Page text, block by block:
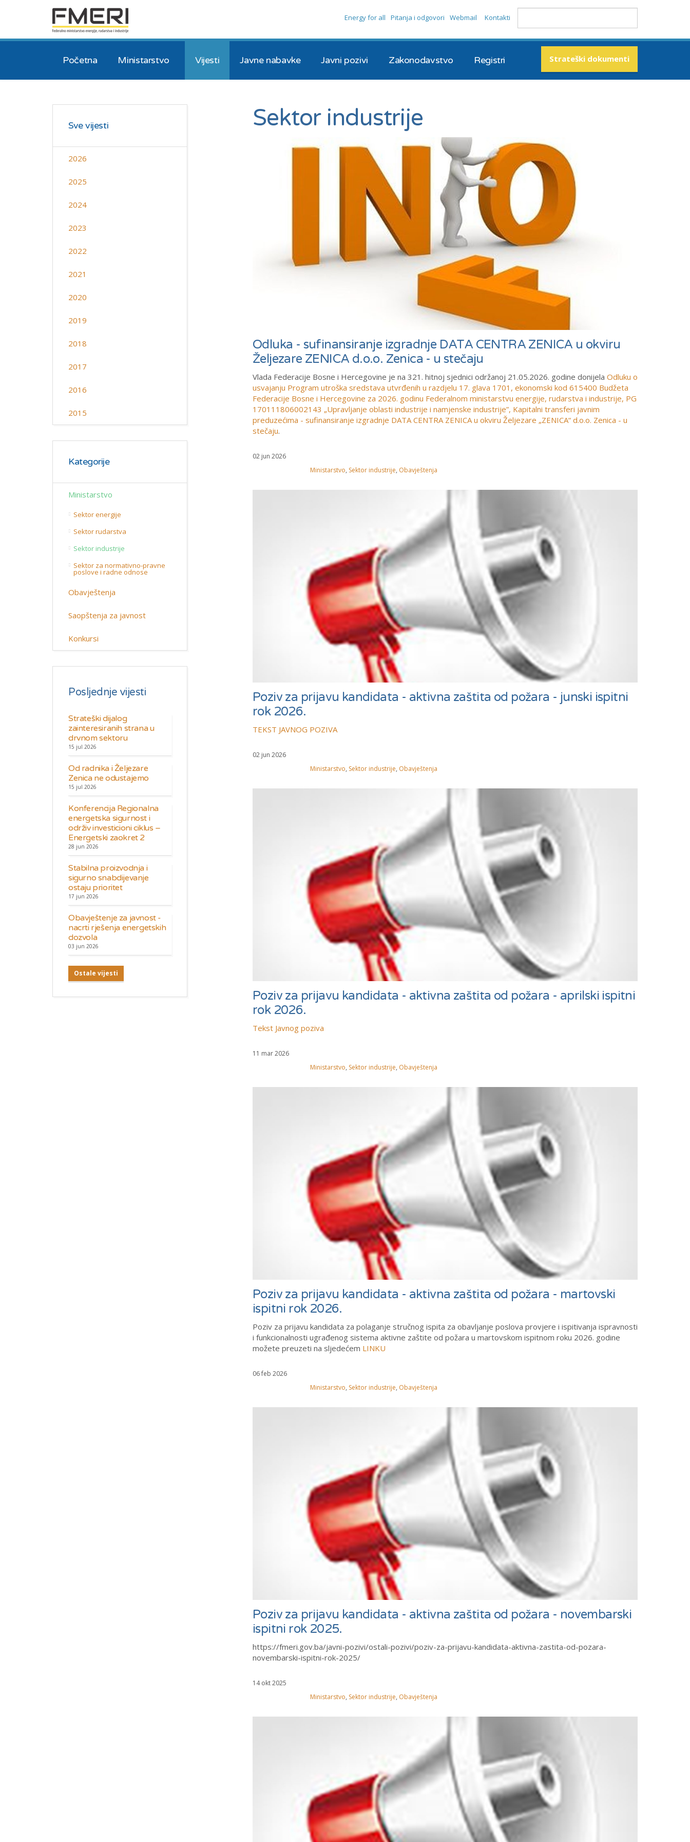
Strateški dokumenti
Početna Ministarstvo Vijesti Javne nabavke Javni pozivi Zakonodavstvo Registri
Energy for all Pitanja i odgovori Webmail Kontakti
Sektor industrije
Odluka - sufinansiranje izgradnje DATA CENTRA ZENICA u okviru
Željezare ZENICA d.o.o. Zenica - u stečaju
Vlada Federacije Bosne i Hercegovine je na 321. hitnoj sjednici održanoj 21.05.2026. godine donijela Odluku o
usvajanju Program utroška sredstava utvrđenih u razdjelu 17. glava 1701, ekonomski kod 615400 Budžeta
Federacije Bosne i Hercegovine za 2026. godinu Federalnom ministarstvu energije, rudarstva i industrije, PG
170111806002143 „Upravljanje oblasti industrije i namjenske industrije”, Kapitalni transferi javnim
preduzećima - sufinansiranje izgradnje DATA CENTRA ZENICA u okviru Željezare „ZENICA“ d.o.o. Zenica - u
stečaju.
02 jun 2026
Ministarstvo, Sektor industrije, Obavještenja
Poziv za prijavu kandidata - aktivna zaštita od požara - junski ispitni
rok 2026.
TEKST JAVNOG POZIVA
02 jun 2026
Ministarstvo, Sektor industrije, Obavještenja
Poziv za prijavu kandidata - aktivna zaštita od požara - aprilski ispitni
rok 2026.
Tekst Javnog poziva
11 mar 2026
Ministarstvo, Sektor industrije, Obavještenja
Poziv za prijavu kandidata - aktivna zaštita od požara - martovski
ispitni rok 2026.
Poziv za prijavu kandidata za polaganje stručnog ispita za obavljanje poslova provjere i ispitivanja ispravnosti
i funkcionalnosti ugrađenog sistema aktivne zaštite od požara u martovskom ispitnom roku 2026. godine
možete preuzeti na sljedećem LINKU
06 feb 2026
Ministarstvo, Sektor industrije, Obavještenja
Poziv za prijavu kandidata - aktivna zaštita od požara - novembarski
ispitni rok 2025.
https://fmeri.gov.ba/javni-pozivi/ostali-pozivi/poziv-za-prijavu-kandidata-aktivna-zastita-od-pozara-
novembarski-ispitni-rok-2025/
14 okt 2025
Ministarstvo, Sektor industrije, Obavještenja
Sve vijesti
2026
2025
2024
2023
2022
2021
2020
2019
2018
2017
2016
2015
Kategorije
Ministarstvo
Sektor energije
Sektor rudarstva
Sektor industrije
Sektor za normativno-pravne
poslove i radne odnose
Obavještenja
Saopštenja za javnost
Konkursi
Posljednje vijesti
Strateški dijalog
zainteresiranih strana u
drvnom sektoru
15 jul 2026
Od radnika i Željezare
Zenica ne odustajemo
15 jul 2026
Konferencija Regionalna
energetska sigurnost i
održiv investicioni ciklus –
Energetski zaokret 2
28 jun 2026
Stabilna proizvodnja i
sigurno snabdijevanje
ostaju prioritet
17 jun 2026
Obavještenje za javnost -
nacrti rješenja energetskih
dozvola
03 jun 2026
Ostale vijesti